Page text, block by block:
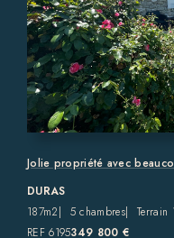
Jolie propriété avec
DURAS
187m2
5 chambres
Terrain
REF 6195349 800 €